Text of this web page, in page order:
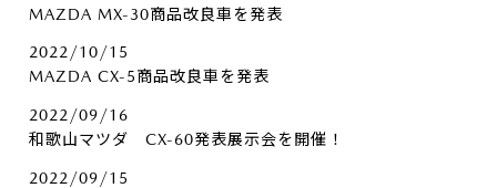
MAZDA MX-30商品改良車を発表
2022/10/15
MAZDA CX-5商品改良車を発表
2022/09/16
和歌山マツダ CX-60発表展示会を開催！
2022/09/15